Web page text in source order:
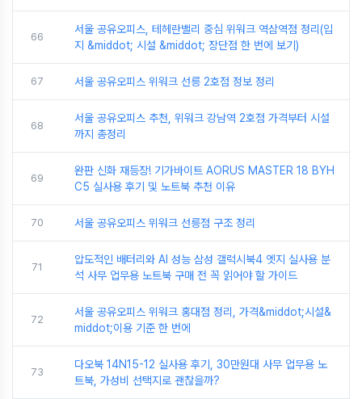
66
서울 공유오피스, 테헤란밸리 중심 위워크 역삼역점 정리(입
지 &middot; 시설 &middot; 장단점 한 번에 보기)
67 서울 공유오피스 위워크 선릉 2호점 정보 정리
68
서울 공유오피스 추천, 위워크 강남역 2호점 가격부터 시설
까지 총정리
69
완판 신화 재등장! 기가바이트 AORUS MASTER 18 BYH
C5 실사용 후기 및 노트북 추천 이유
70 서울 공유오피스 위워크 선릉점 구조 정리
71
압도적인 배터리와 AI 성능 삼성 갤럭시북4 엣지 실사용 분
석 사무 업무용 노트북 구매 전 꼭 읽어야 할 가이드
72
서울 공유오피스 위워크 홍대점 정리, 가격&middot;시설&
middot;이용 기준 한 번에
73
다오북 14N15-12 실사용 후기, 30만원대 사무 업무용 노
트북, 가성비 선택지로 괜찮을까?